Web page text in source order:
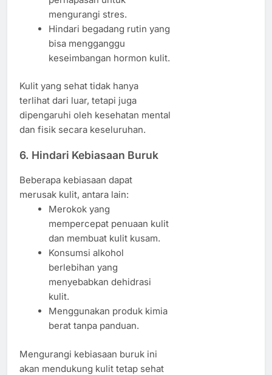
mengurangi stres.
Hindari begadang rutin yang
bisa mengganggu
keseimbangan hormon kulit.
Kulit yang sehat tidak hanya
terlihat dari luar, tetapi juga
dipengaruhi oleh kesehatan mental
dan fisik secara keseluruhan.
6. Hindari Kebiasaan Buruk
Beberapa kebiasaan dapat
merusak kulit, antara lain:
Merokok yang
mempercepat penuaan kulit
dan membuat kulit kusam.
Konsumsi alkohol
berlebihan yang
menyebabkan dehidrasi
kulit.
Menggunakan produk kimia
berat tanpa panduan.
Mengurangi kebiasaan buruk ini
akan mendukung kulit tetap sehat